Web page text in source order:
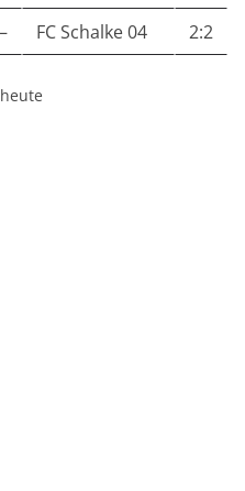
– FC Schalke 04 2:2